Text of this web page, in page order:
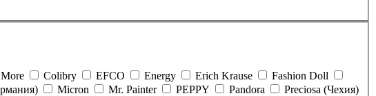
Colibry EFCO Energy Erich Krause
Fashion Doll
Micron Mr. Painter PEPPY Pandora
Preciosa (Чехия)